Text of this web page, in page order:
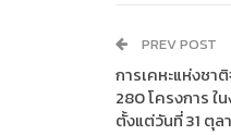
PREV POST
การเคหะแห่งชา
280 โครงการ ใ
ตั้งแต่วันที่ 31 ตุ